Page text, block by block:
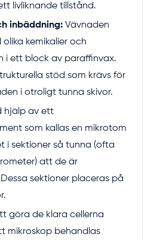
livliknande tillstånd.
inbäddning: Vävnaden
kemikalier och
i ett block av paraffinvax.
stöd som krävs för
i otroligt tunna skivor.
hjälp av ett
som kallas en mikrotom
i sektioner så tunna (ofta
att de är
sektioner placeras på
göra de klara cellerna
mikroskop behandlas